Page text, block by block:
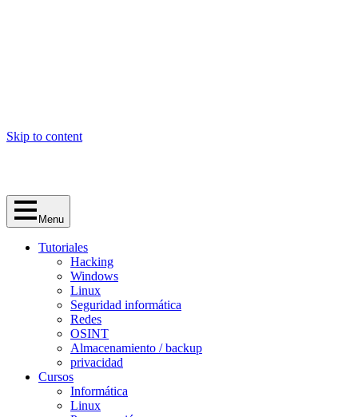
Skip to content
Menu
Tutoriales
Hacking
Windows
Linux
Seguridad informática
Redes
OSINT
Almacenamiento / backup
privacidad
Cursos
Informática
Linux